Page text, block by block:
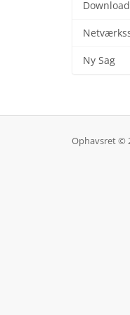
Ny Sag
Ophavsret ©